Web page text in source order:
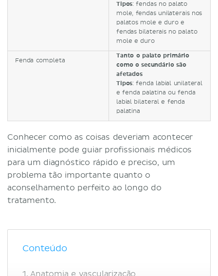
Tipos: fendas no palato
mole, fendas unilaterais nos
palatos mole e duro e
fendas bilaterais no palato
mole e duro
Fenda completa
Tanto o palato primário
como o secundário são
afetados
Tipos: fenda labial unilateral
e fenda palatina ou fenda
labial bilateral e fenda
palatina
Conhecer como as coisas deveriam acontecer
inicialmente pode guiar profissionais médicos
para um diagnóstico rápido e preciso, um
problema tão importante quanto o
aconselhamento perfeito ao longo do
tratamento.
Conteúdo
Anatomia e vascularização